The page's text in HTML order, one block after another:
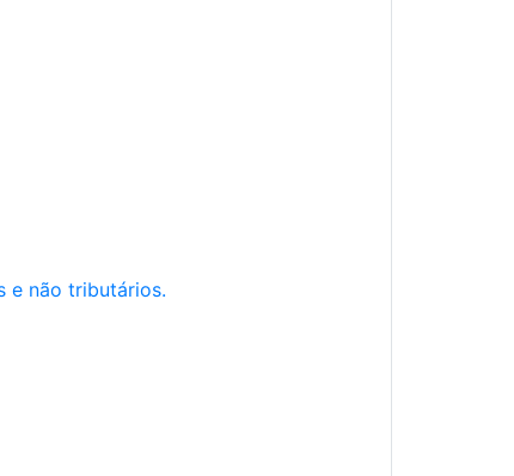
e não tributários.